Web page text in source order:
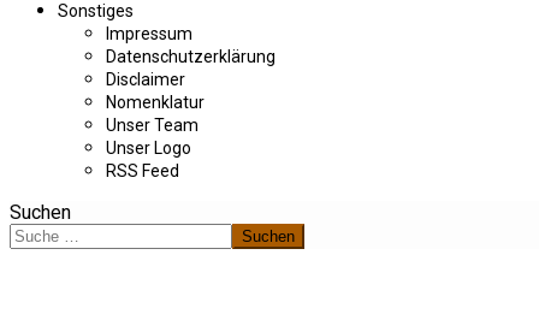
Sonstiges
Impressum
Datenschutzerklärung
Disclaimer
Nomenklatur
Unser Team
Unser Logo
RSS Feed
Suchen
Suchen